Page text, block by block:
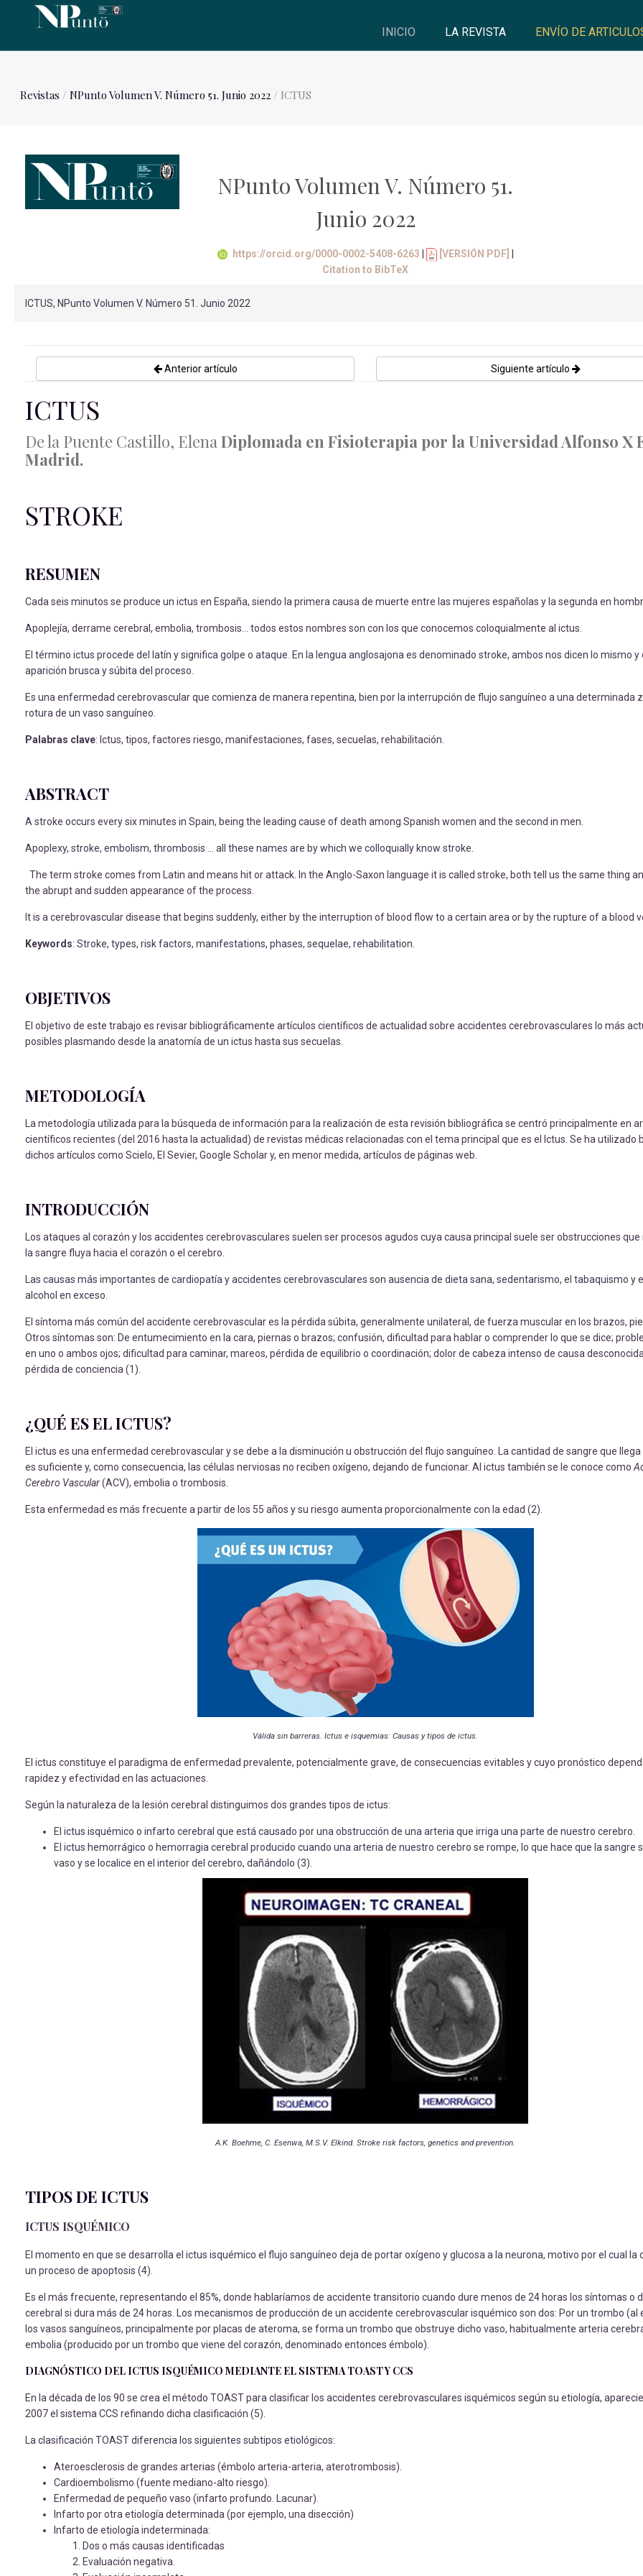
INICIO LA REVISTA ENVÍO DE
Revistas /NPunto Volumen V. Número 51. Junio 2022 / ICTUS
NPunto Volumen V. Número 51.
Junio 2022
https://orcid.org/0000-0002-5408-6263 [VERSIÓN PDF]
Citation to BibTeX
ICTUS, NPunto Volumen V. Número 51. Junio 2022
Anterior artículo Siguiente artículo
ICTUS
De la Puente Castillo, ElenaDiplomada en Fisioterapia por la Universidad Alfonso X
Madrid.
STROKE
RESUMEN
Cada seis minutos se produce un ictus en España, siendo la primera causa de muerte entre las mujeres españolas y la segunda en
Apoplejía, derrame cerebral, embolia, trombosis… todos estos nombres son con los que conocemos coloquialmente al ictus.
El término ictus procede del latín y significa golpe o ataque. En la lengua anglosajona es denominado stroke, ambos nos dicen lo mismo y
aparición brusca y súbita del proceso.
Es una enfermedad cerebrovascular que comienza de manera repentina, bien por la interrupción de flujo sanguíneo a una determinada
rotura de un vaso sanguíneo.
Palabras clave: Ictus, tipos, factores riesgo, manifestaciones, fases, secuelas, rehabilitación.
ABSTRACT
A stroke occurs every six minutes in Spain, being the leading cause of death among Spanish women and the second in men.
Apoplexy, stroke, embolism, thrombosis ... all these names are by which we colloquially know stroke.
The term stroke comes from Latin and means hit or attack. In the Anglo-Saxon language it is called stroke, both tell us the same thing
the abrupt and sudden appearance of the process.
It is a cerebrovascular disease that begins suddenly, either by the interruption of blood flow to a certain area or by the rupture of a blood
Keywords: Stroke, types, risk factors, manifestations, phases, sequelae, rehabilitation.
OBJETIVOS
El objetivo de este trabajo es revisar bibliográficamente artículos científicos de actualidad sobre accidentes cerebrovasculares lo más
posibles plasmando desde la anatomía de un ictus hasta sus secuelas.
METODOLOGÍA
La metodología utilizada para la búsqueda de información para la realización de esta revisión bibliográfica se centró principalmente en
científicos recientes (del 2016 hasta la actualidad) de revistas médicas relacionadas con el tema principal que es el Ictus. Se ha utilizado
dichos artículos como Scielo, El Sevier, Google Scholar y, en menor medida, artículos de páginas web.
INTRODUCCIÓN
Los ataques al corazón y los accidentes cerebrovasculares suelen ser procesos agudos cuya causa principal suele ser obstrucciones
la sangre fluya hacia el corazón o el cerebro.
Las causas más importantes de cardiopatía y accidentes cerebrovasculares son ausencia de dieta sana, sedentarismo, el tabaquismo y
alcohol en exceso.
El síntoma más común del accidente cerebrovascular es la pérdida súbita, generalmente unilateral, de fuerza muscular en los brazos,
Otros síntomas son: De entumecimiento en la cara, piernas o brazos; confusión, dificultad para hablar o comprender lo que se dice;
en uno o ambos ojos; dificultad para caminar, mareos, pérdida de equilibrio o coordinación; dolor de cabeza intenso de causa
pérdida de conciencia (1).
¿QUÉ ES EL ICTUS?
El ictus es una enfermedad cerebrovascular y se debe a la disminución u obstrucción del flujo sanguíneo. La cantidad de sangre que llega
es suficiente y, como consecuencia, las células nerviosas no reciben oxígeno, dejando de funcionar. Al ictus también se le conoce como
Cerebro Vascular(ACV), embolia o trombosis.
Esta enfermedad es más frecuente a partir de los 55 años y su riesgo aumenta proporcionalmente con la edad (2).
Válida sin barreras. Ictus e isquemias: Causas y tipos de ictus.
El ictus constituye el paradigma de enfermedad prevalente, potencialmente grave, de consecuencias evitables y cuyo pronóstico
rapidez y efectividad en las actuaciones.
Según la naturaleza de la lesión cerebral distinguimos dos grandes tipos de ictus:
El ictus isquémico o infarto cerebral que está causado por una obstrucción de una arteria que irriga una parte de nuestro cerebro.
El ictus hemorrágico o hemorragia cerebral producido cuando una arteria de nuestro cerebro se rompe, lo que hace que la sangre
vaso y se localice en el interior del cerebro, dañándolo (3).
A.K. Boehme, C. Esenwa, M.S.V. Elkind. Stroke risk factors, genetics and prevention.
TIPOS DE ICTUS
ICTUS ISQUÉMICO
El momento en que se desarrolla el ictus isquémico el flujo sanguíneo deja de portar oxígeno y glucosa a la neurona, motivo por el cual la
un proceso de apoptosis (4).
Es el más frecuente, representando el 85%, donde hablaríamos de accidente transitorio cuando dure menos de 24 horas los síntomas o
cerebral si dura más de 24 horas. Los mecanismos de producción de un accidente cerebrovascular isquémico son dos: Por un trombo (al
los vasos sanguíneos, principalmente por placas de ateroma, se forma un trombo que obstruye dicho vaso, habitualmente arteria
embolia (producido por un trombo que viene del corazón, denominado entonces émbolo).
DIAGNÓSTICO DEL ICTUS ISQUÉMICO MEDIANTE EL SISTEMA TOAST Y CCS
En la década de los 90 se crea el método TOAST para clasificar los accidentes cerebrovasculares isquémicos según su etiología,
2007 el sistema CCS refinando dicha clasificación (5).
La clasificación TOAST diferencia los siguientes subtipos etiológicos:
Ateroesclerosis de grandes arterias (émbolo arteria-arteria, aterotrombosis).
Cardioembolismo (fuente mediano-alto riesgo).
Enfermedad de pequeño vaso (infarto profundo. Lacunar).
Infarto por otra etiología determinada (por ejemplo, una disección)
Infarto de etiología indeterminada:
Dos o más causas identificadas
Evaluación negativa.